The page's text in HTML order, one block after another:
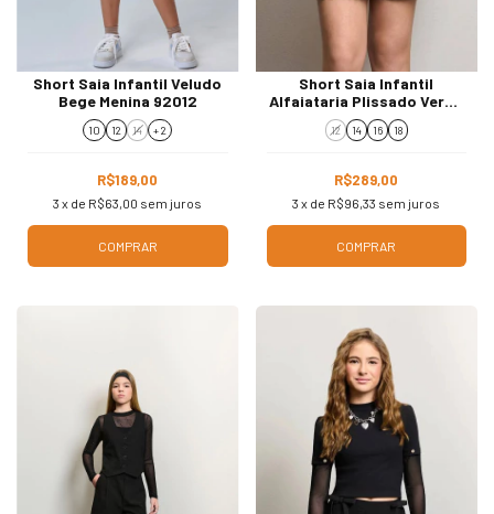
Short Saia Infantil Veludo
Bege Menina 92012
10 12 14 + 2
R$189,00
3 x de R$63,00 sem juros
COMPRAR
Short Saia Infantil
Alfaiataria Plissado Verde
R5543
12 14 16 18
R$289,00
3 x de R$96,33 sem juros
COMPRAR